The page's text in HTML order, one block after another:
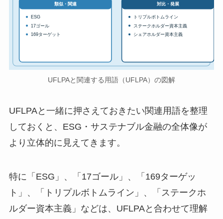
類似・関連
ESG
17ゴール
169ターゲット
対比・発展
トリプルボトムライン
ステークホルダー資本主義
シェアホルダー資本主義
UFLPAと関連する用語（UFLPA）の図解
UFLPAと一緒に押さえておきたい関連用語を整理
しておくと、ESG・サステナブル金融の全体像が
より立体的に見えてきます。
特に「ESG」、「17ゴール」、「169ターゲッ
ト」、「トリプルボトムライン」、「ステークホ
ルダー資本主義」などは、UFLPAと合わせて理解